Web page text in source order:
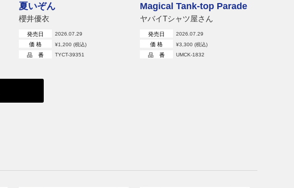
夏いぞん
櫻井優衣
発売日 2026.07.29
価 格 ¥1,200 (税込)
品 番 TYCT-39351
Magical Tank-top Parade
ヤバイTシャツ屋さん
発売日 2026.07.29
価 格 ¥3,300 (税込)
品 番 UMCK-1832